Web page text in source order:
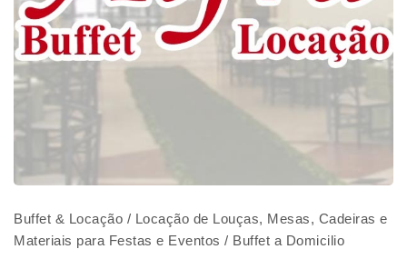
Buffet & Locação / Locação de Louças, Mesas, Cadeiras e
Materiais para Festas e Eventos / Buffet a Domicilio